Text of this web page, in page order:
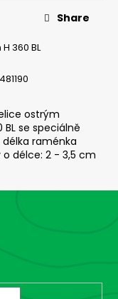
360 BL
Share
ostrým
se speciálně
raménka
délce: 2 - 3,5 cm